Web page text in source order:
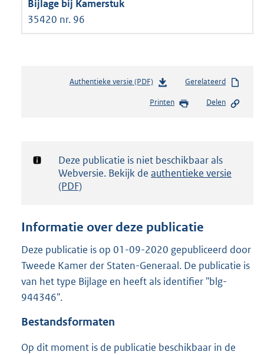
35420 nr. 96
Authentieke versie (PDF)b
s
d
g
t
e
:
2
Gerelateerd
Printen Delen
Notificatie:
Deze publicatie is niet beschikbaar als
Webversie. Bekijk de authentieke versie
(PDF)
Informatie over deze publicatie
Deze publicatie is op 01-09-2020 gepubliceerd door
Tweede Kamer der Staten-Generaal. De publicatie is
van het type Bijlage en heeft als identifier "blg-
944346".
Bestandsformaten
Op dit moment is de publicatie beschikbaar in de